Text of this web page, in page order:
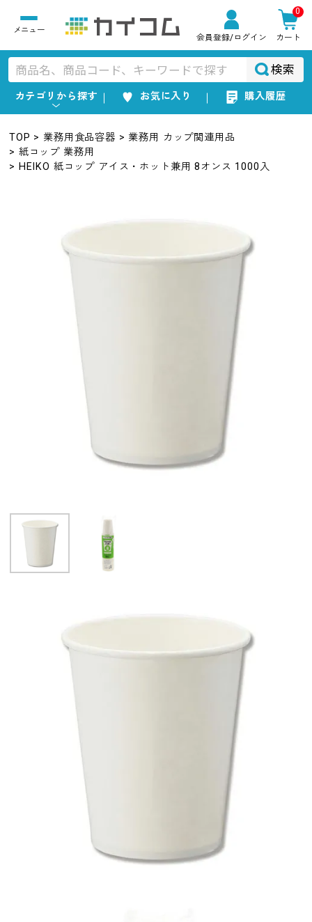
会員登録/ログイン
0
カート
検索
カテゴリから探す お気に入り 購入履歴
TOP 業務用食品容器
業務用 カップ関連用品
紙コップ 業務用
HEIKO 紙コップ アイス・ホット兼用 8オンス 1000入